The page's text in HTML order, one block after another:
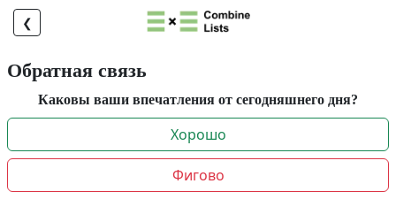
❮
Обратная связь
Каковы ваши впечатления от сегодняшнего дня?
Хорошо
Фигово